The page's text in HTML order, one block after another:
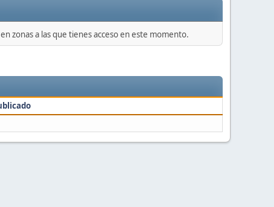
zonas a las que tienes acceso en este momento.